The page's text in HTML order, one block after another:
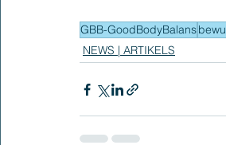
GBB-GoodBodyBalans
NEWS | ARTIKELS